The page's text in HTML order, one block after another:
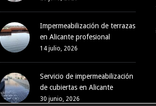
Impermeabilización de terrazas
en Alicante profesional
14 julio, 2026
Servicio de impermeabilización
de cubiertas en Alicante
30 junio, 2026